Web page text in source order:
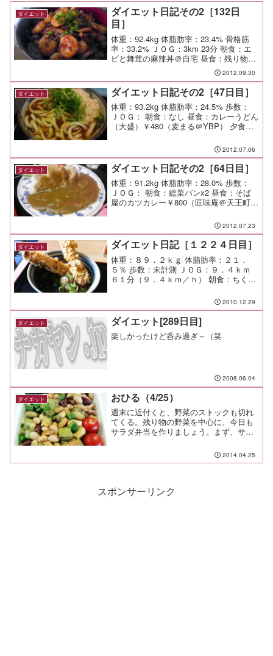
ダイエット
ダイエット日記その2［132日
目］
体重：92.4kg 体脂肪率：23.4% 骨格筋
率：33.2% ＪＯＧ：3km 23分 朝食：エ
ビと舞茸の麻辣丼＠自宅 昼食：残り物あ
れこれ 夕食：隣家と呑み＠自宅 間食：
メモ：肉離れのリハビリを開始。 まず
は3kmをゆっくりと走って、徐...
2012.09.30
ダイエット ダイエット日記その2［47日目］
体重：93.2kg 体脂肪率：24.5% 歩数：
ＪＯＧ： 朝食：なし 昼食：カレーうどん
（大盛）￥480（麦まる＠YBP） 夕食：
2012.07.06
ダイエット ダイエット日記その2［64日目］
体重：91.2kg 体脂肪率：28.0% 歩数：
ＪＯＧ： 朝食：総菜パンx2 昼食：そば
屋のカツカレー￥800（匠味庵＠天王町）
2012.07.23
ダイエット ダイエット日記［１２２４日目］
体重：８９．２ｋｇ 体脂肪率：２１．
５％ 歩数：未計測 ＪＯＧ：９．４ｋｍ
６１分（９．４ｋｍ／ｈ） 朝食：ちくわ
食：濱やセット（横濱屋＠市が尾）￥６
８０ 夕食：なし 間食： メモ：少し厚着
をして体を暖...
2010.12.29
ダイエット ダイエット[289日目]
楽しかったけど呑み過ぎ～（笑
2008.06.04
ダイエット おひる（4/25）
週末に近付くと、野菜のストックも切れ
てくる。残り物の野菜を中心に、今日も
サラダ弁当を作りましょう。まず、サラ
ッコ謹製。 80円くらいなので、いくつ
か買っておくと便利。他にはブロッコリ
2014.04.25
スポンサーリンク